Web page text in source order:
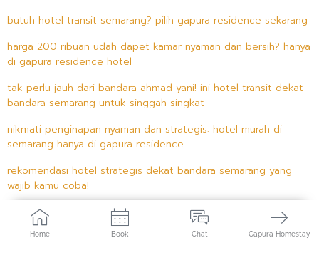
butuh hotel transit semarang? pilih gapura residence sekarang
harga 200 ribuan udah dapet kamar nyaman dan bersih? hanya
di gapura residence hotel
tak perlu jauh dari bandara ahmad yani! ini hotel transit dekat
bandara semarang untuk singgah singkat
nikmati penginapan nyaman dan strategis: hotel murah di
semarang hanya di gapura residence
rekomendasi hotel strategis dekat bandara semarang yang
wajib kamu coba!
Home Book Chat Gapura Homestay